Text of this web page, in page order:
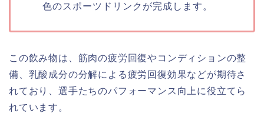
色のスポーツドリンクが完成します。
この飲み物は、筋肉の疲労回復やコンディションの整
備、乳酸成分の分解による疲労回復効果などが期待さ
れており、選手たちのパフォーマンス向上に役立てら
れています。